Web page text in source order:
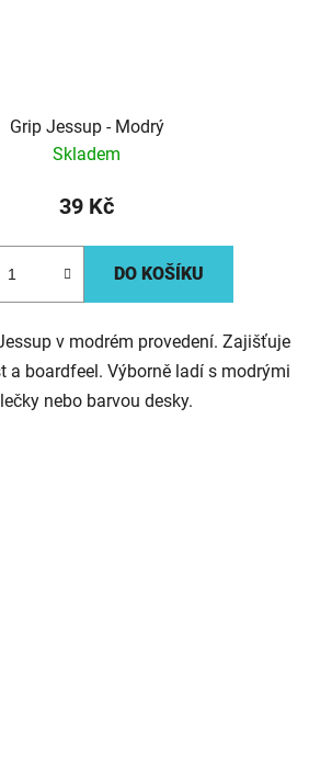
Grip Jessup - Modrý
Skladem
39 Kč
DO KOŠÍKU
v modrém provedení. Zajišťuje
a boardfeel. Výborně ladí s modrými
nebo barvou desky.